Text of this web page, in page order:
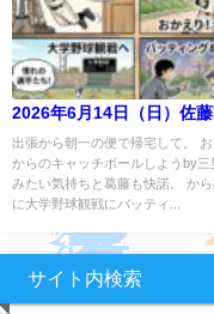
2026年6月14日（日）佐
出張から朝一の便で帰宅して。 お
からのキャッチボールしようby三
みたい気持ちと葛藤も快諾。 か
に大学野球観戦にバッティ...
サイト内検索